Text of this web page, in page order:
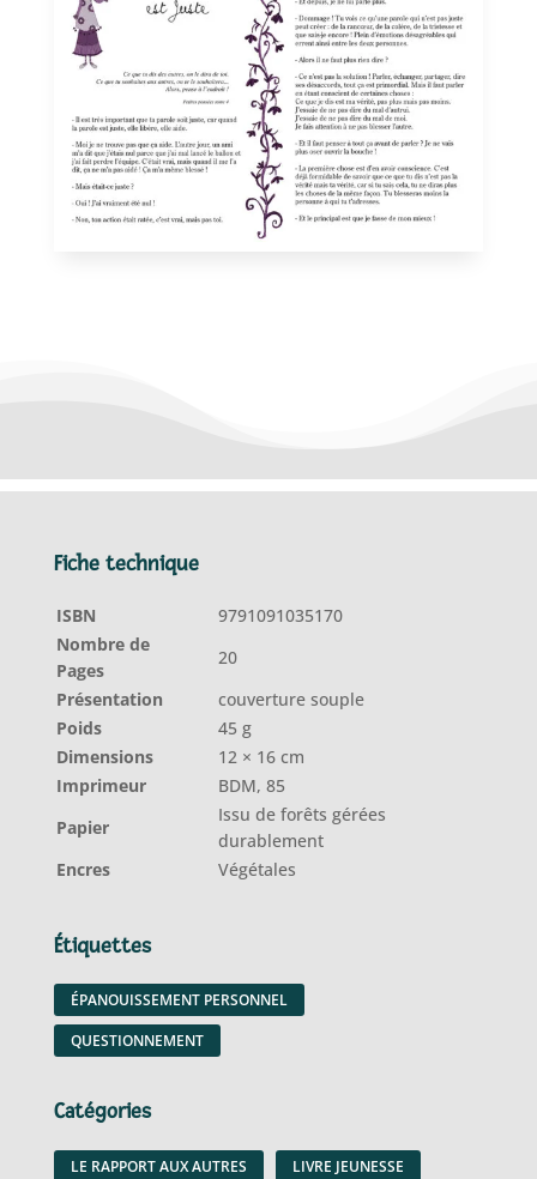
Fiche technique
ISBN
9791091035170
Nombre de
Pages
20
Présentation
couverture souple
Poids
45 g
Dimensions
12 × 16 cm
Imprimeur
BDM, 85
Papier
Issu de forêts gérées
durablement
Encres
Végétales
Étiquettes
ÉPANOUISSEMENT PERSONNEL
QUESTIONNEMENT
Catégories
LE RAPPORT AUX AUTRES
LIVRE JEUNESSE